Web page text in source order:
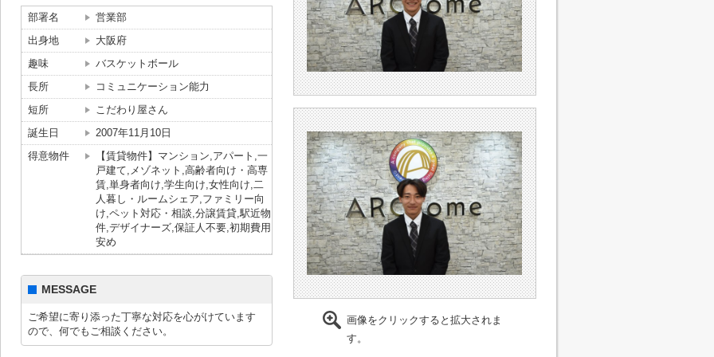
部署名
営業部
出身地
大阪府
趣味
バスケットボール
長所
コミュニケーション能力
短所
こだわり屋さん
誕生日
2007年11月10日
得意物件
【賃貸物件】マンション,アパート,一
戸建て,メゾネット,高齢者向け・高専
賃,単身者向け,学生向け,女性向け,二
人暮し・ルームシェア,ファミリー向
け,ペット対応・相談,分譲賃貸,駅近物
件,デザイナーズ,保証人不要,初期費用
安め
MESSAGE
ご希望に寄り添った丁寧な対応を心がけています
ので、何でもご相談ください。
画像をクリックすると拡大されま
す。